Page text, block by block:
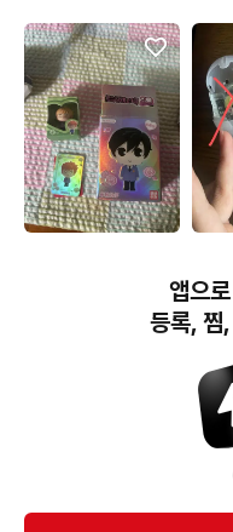
오란
우야,
번개장터(주) 사업자정보, 이용약관 및
번개장터㈜는 통신판매중개자이며, 통신
소비자보호에 관한 법률 등 관련 법령 및
개별 판매자에게 귀속하고, 번개장터㈜는
다만, 번개장터㈜가 직접 판매하는 상품
앱으
등록, 찜